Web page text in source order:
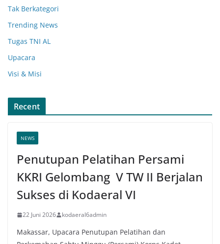
Tak Berkategori
Trending News
Tugas TNI AL
Upacara
Visi & Misi
Recent
NEWS
Penutupan Pelatihan Persami
KKRI Gelombang V TW II Berjalan
Sukses di Kodaeral VI
22 Juni 2026 kodaeral6admin
Makassar, Upacara Penutupan Pelatihan dan